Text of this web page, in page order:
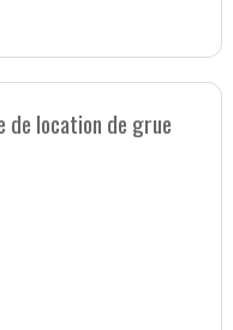
location de grue